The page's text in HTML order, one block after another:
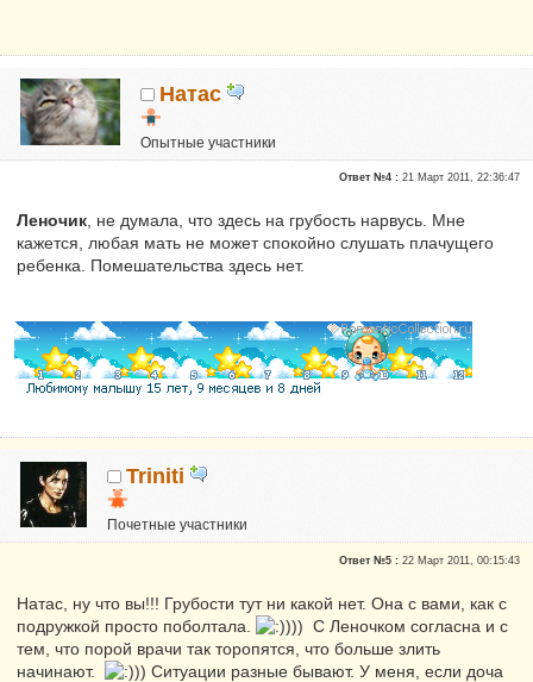
Натаc
Опытные участники
Репутация:0
Ответ №4 :21 Март 2011, 22:36:47
Леночик, не думала, что здесь на грубость нарвусь. Мне
кажется, любая мать не может спокойно слушать плачущего
ребенка. Помешательства здесь нет.
Triniti
Почетные участники
Ответ №5 :22 Март 2011, 00:15:43
Натас, ну что вы!!! Грубости тут ни какой нет. Она с вами, как с
подружкой просто поболтала.
)) С Леночком согласна и с
тем, что порой врачи так торопятся, что больше злить
начинают.
) Ситуации разные бывают. У меня, если доча